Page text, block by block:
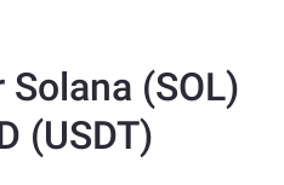
(SOL)
(USDT)